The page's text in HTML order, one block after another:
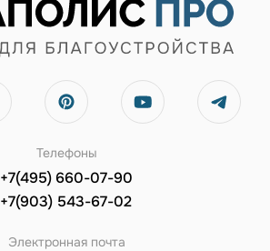
Телефоны
+7(495) 660-07-90
+7(903) 543-67-02
Электронная почта